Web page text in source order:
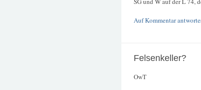
Auf Kommentar
Felsenkeller?
OwT